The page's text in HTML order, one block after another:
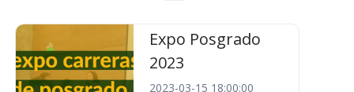
Expo Posgrado
2023
2023-03-15 18:00:00